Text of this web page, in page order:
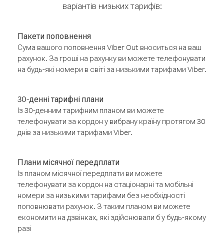
варіантів низьких тарифів:
Пакети поповнення
Сума вашого поповнення Viber Out вноситься на ваш
рахунок. За гроші на рахунку ви можете телефонувати
на будь-які номери в світі за низькими тарифами Viber.
30-денні тарифні плани
Із 30-денним тарифним планом ви можете
телефонувати за кордон у вибрану країну протягом 30
днів за низькими тарифами Viber.
Плани місячної передплати
Із планом місячної передплати ви можете
телефонувати за кордон на стаціонарні та мобільні
номери за низькими тарифами без необхідності
поповнювати рахунок. З таким планом ви можете
економити на дзвінках, які здійснювали б у будь-якому
разі